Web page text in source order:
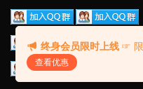
终身会员限时上线 ☞ 限
查看优惠